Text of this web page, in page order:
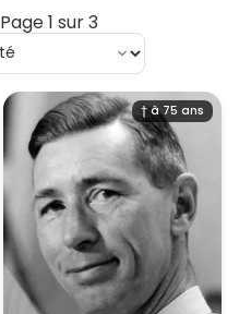
Page 1 sur 3
† à 75 ans